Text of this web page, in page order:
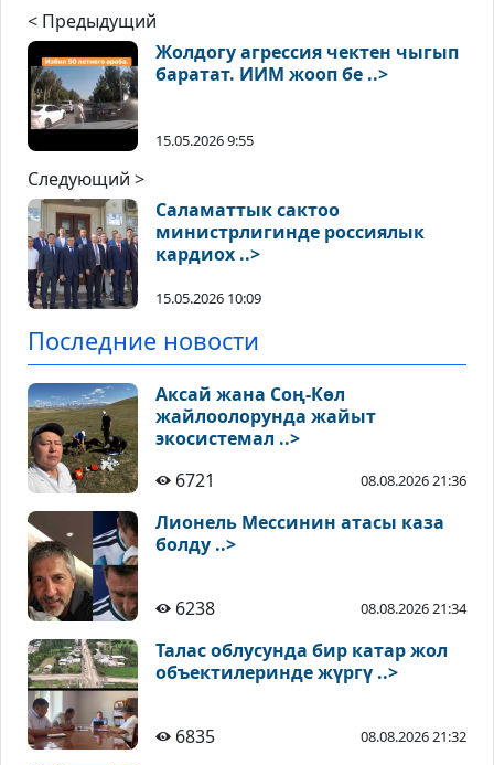
< Предыдущий
Жолдогу агрессия чектен чыгып
баратат. ИИМ жооп бе ..>
15.05.2026 9:55
Следующий >
Саламаттык сактоо
министрлигинде россиялык
кардиох ..>
15.05.2026 10:09
Последние новости
Аксай жана Соң-Көл
жайлоолорунда жайыт
экосистемал ..>
6721
08.08.2026 21:36
Лионель Мессинин атасы каза
болду ..>
6238 08.08.2026 21:34
Талас облусунда бир катар жол
объектилеринде жүргү ..>
6835 08.08.2026 21:32